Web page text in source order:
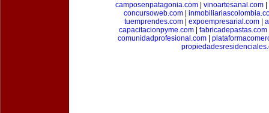
camposenpatagonia.com| vinoartesanal.com|
concursoweb.com
tuemprendes.com
expoempresarial.com
capacitacionpyme.com
fabricadepastas.com
comunidadprofesional.com|